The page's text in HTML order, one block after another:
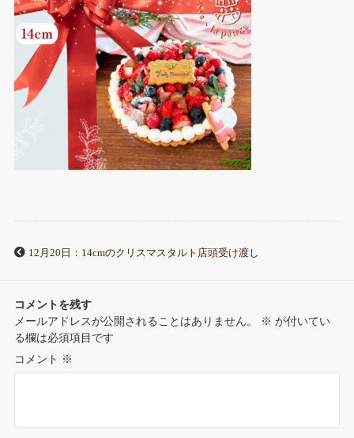
12月20日：14cmのクリスマスタルト店頭受け渡し
コメントを残す
メールアドレスが公開されることはありません。
※ が付いてい
る欄は必須項目です
コメント ※